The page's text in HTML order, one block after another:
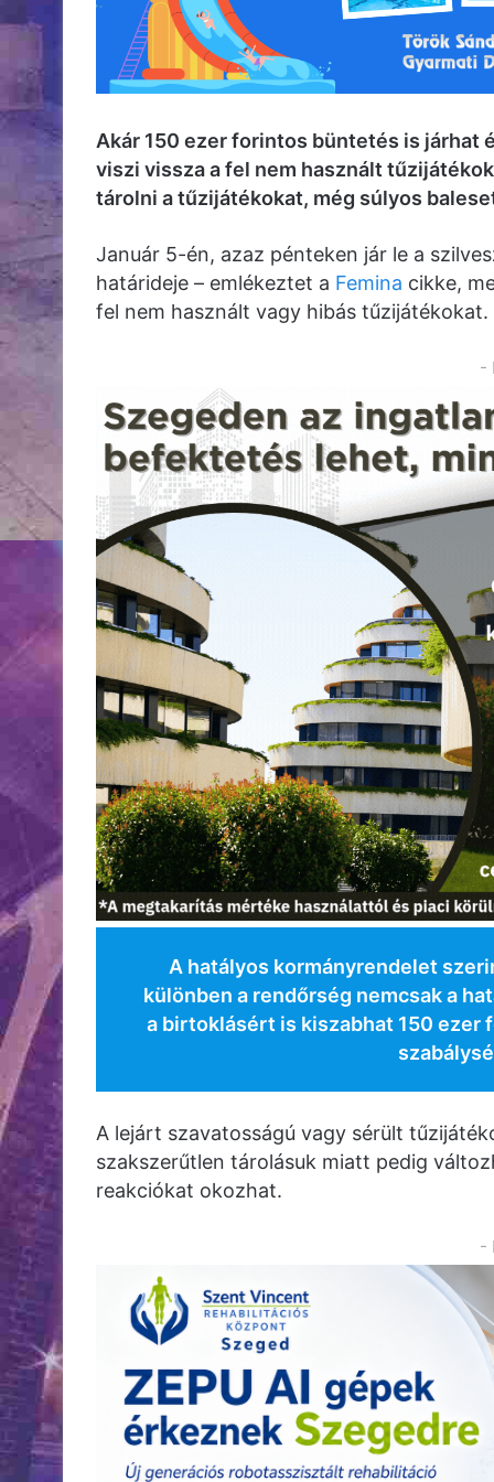
Akár 150 ezer forintos büntetés is járhat
viszi vissza a fel nem használt
tárolni a tűzijátékokat, még súlyos
Január 5-én, azaz pénteken jár le a
határideje – emlékeztet a Femina cikke,
fel nem használt vagy hibás tűzijátékokat.
-
A hatályos kormányrendelet
különben a rendőrség nemcsak a
a birtoklásért is kiszabhat 150
A lejárt szavatosságú vagy sérült
szakszerűtlen tárolásuk miatt pedig
reakciókat okozhat.
-